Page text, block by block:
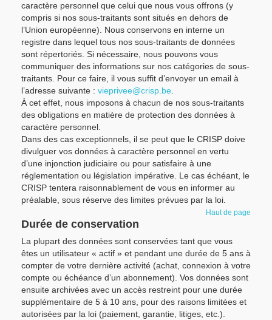
caractère personnel que celui que nous vous offrons (y
compris si nos sous-traitants sont situés en dehors de
l’Union européenne). Nous conservons en interne un
registre dans lequel tous nos sous-traitants de données
sont répertoriés. Si nécessaire, nous pouvons vous
communiquer des informations sur nos catégories de sous-
traitants. Pour ce faire, il vous suffit d’envoyer un email à
l’adresse suivante : vieprivee@crisp.be.
À cet effet, nous imposons à chacun de nos sous-traitants
des obligations en matière de protection des données à
caractère personnel.
Dans des cas exceptionnels, il se peut que le CRISP doive
divulguer vos données à caractère personnel en vertu
d’une injonction judiciaire ou pour satisfaire à une
réglementation ou législation impérative. Le cas échéant, le
CRISP tentera raisonnablement de vous en informer au
préalable, sous réserve des limites prévues par la loi.
Haut de page
Durée de conservation
La plupart des données sont conservées tant que vous
êtes un utilisateur « actif » et pendant une durée de 5 ans à
compter de votre dernière activité (achat, connexion à votre
compte ou échéance d’un abonnement). Vos données sont
ensuite archivées avec un accès restreint pour une durée
supplémentaire de 5 à 10 ans, pour des raisons limitées et
autorisées par la loi (paiement, garantie, litiges, etc.).